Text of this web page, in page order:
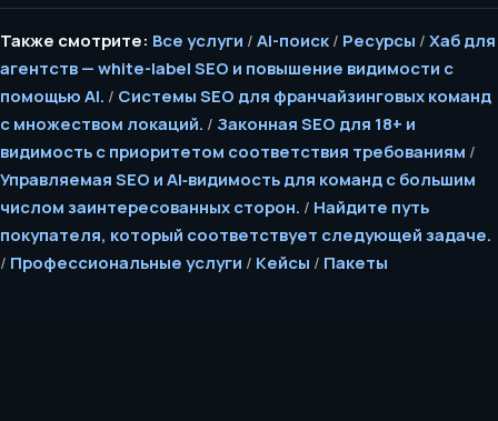
Также смотрите: Все услуги / AI-поиск / Ресурсы / Хаб для
агентств — white-label SEO и повышение видимости с
помощью AI. / Системы SEO для франчайзинговых команд
с множеством локаций. / Законная SEO для 18+ и
видимость с приоритетом соответствия требованиям /
Управляемая SEO и AI‑видимость для команд с большим
числом заинтересованных сторон. / Найдите путь
покупателя, который соответствует следующей задаче.
/ Профессиональные услуги / Кейсы / Пакеты